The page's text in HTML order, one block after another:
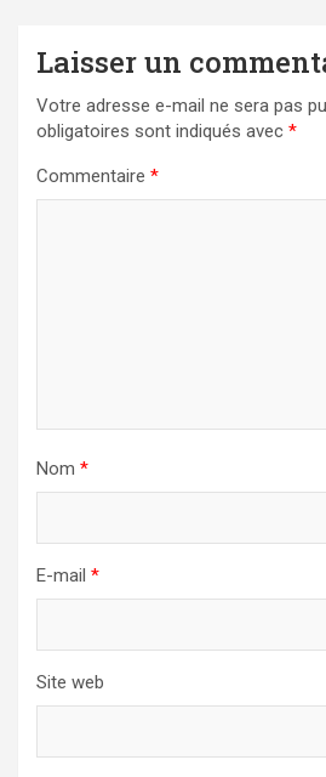
Laisser un
Votre adresse e-mail ne sera pas
obligatoires sont indiqués avec *
Commentaire *
Nom *
E-mail *
Site web